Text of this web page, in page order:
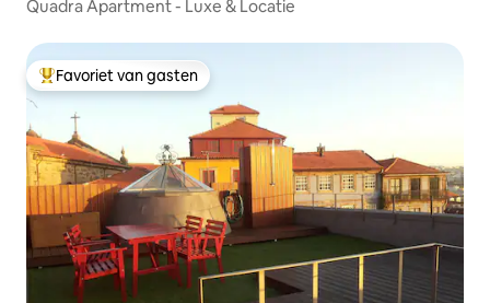
Quadra Apartment - Luxe & Locatie
Topfavoriet van gasten
Favoriet van gasten